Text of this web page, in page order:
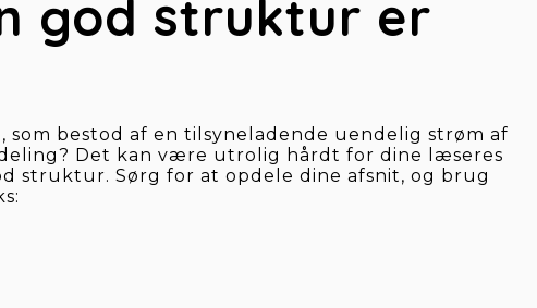
god struktur er
bestod af en tilsyneladende uendelig strøm af
Det kan være utrolig hårdt for dine læseres
struktur. Sørg for at opdele dine afsnit, og brug